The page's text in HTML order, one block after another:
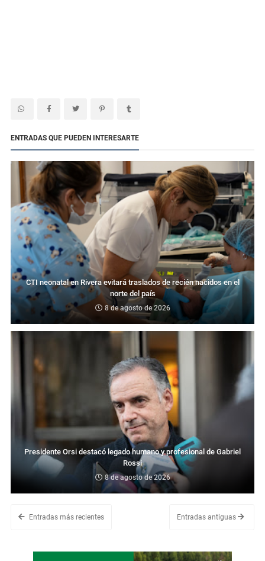
ENTRADAS QUE PUEDEN INTERESARTE
CTI neonatal en Rivera evitará traslados de recién nacidos en el
norte del país
8 de agosto de 2026
Presidente Orsi destacó legado humano y profesional de Gabriel
Rossi
8 de agosto de 2026
Entradas más recientes Entradas antiguas